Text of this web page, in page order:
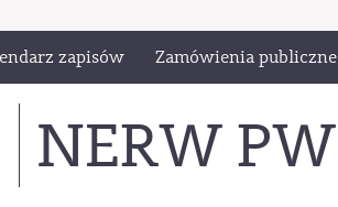
zapisów Zamówienia publiczne
NERW PW